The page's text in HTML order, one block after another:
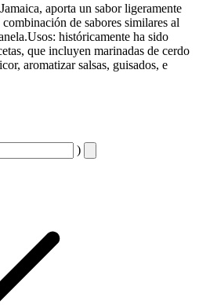
aporta un sabor ligeramente
de sabores similares al
históricamente ha sido
que incluyen marinadas de cerdo
aromatizar salsas, guisados, e
)